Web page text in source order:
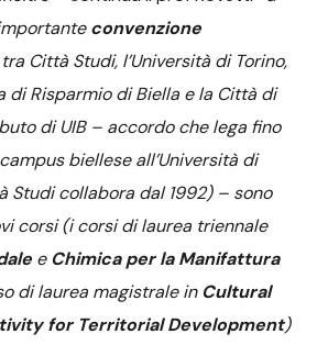
convenzione
Città Studi, l’Università di Torino,
di Risparmio di Biella e la Città di
di UIB – accordo che lega fino
biellese all’Università di
Studi collabora dal 1992) – sono
corsi (i corsi di laurea triennale
e Chimica per la Manifattura
di laurea magistrale in Cultural
for Territorial Development)